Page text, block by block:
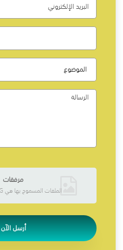
مرفقات
الملفات المسموح بها هي PDF، JPG، PNG.
أرسل الآن